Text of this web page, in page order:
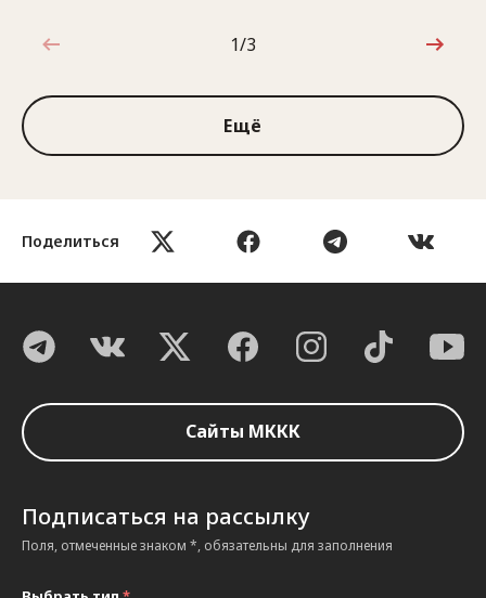
Поделиться
1 из 3
1/3
Ещё
Сайты МККК
Подписаться на рассылку
Поля, отмеченные знаком *, обязательны для заполнения